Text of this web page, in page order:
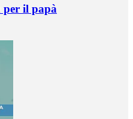
per il papà